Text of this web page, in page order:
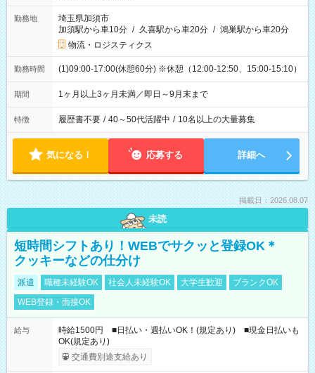
勤務地
埼玉県加須市
加須駅から車10分 / 久喜駅から車20分 / 鴻巣駅から車20分
物流・ロジスティクス
勤務時間 (1)09:00-17:00(休憩60分) ※休憩（12:00-12:50、15:00-15:10）
期間 1ヶ月以上3ヶ月未満／即日～9月末まで
特徴 履歴書不要 / 40～50代活躍中 / 10名以上の大量募集
気になる！ 応募する 詳細へ
掲載日：2026.08.07
未読
短時間シフトあり！WEBでサクッと登録OK＊
クッキーなどの仕分け
派遣 職種未経験OK 社会人未経験OK 大学生歓迎
ブランクOK
WEB登録・面接OK
給与
時給1500円 ■日払い・週払いOK！(規定あり) ■現金日払いも
OK(規定あり)
交通費別途支給あり